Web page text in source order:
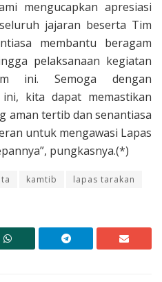
mengucapkan apresiasi
jajaran beserta Tim
membantu beragam
pelaksanaan kegiatan
ini. Semoga dengan
kita dapat memastikan
aman tertib dan senantiasa
untuk mengawasi Lapas
pungkasnya.(*)
kamtib
lapas tarakan